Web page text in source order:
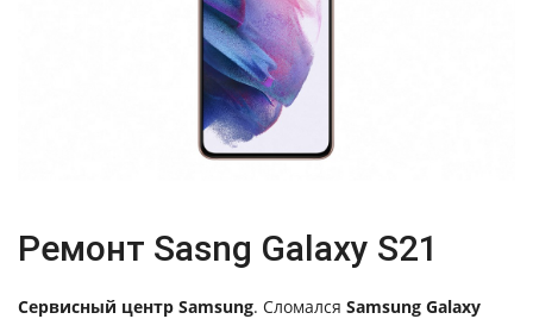
Ремонт Sasng Galaxy S21
Сервисный центр Samsung. Сломался Samsung Galaxy